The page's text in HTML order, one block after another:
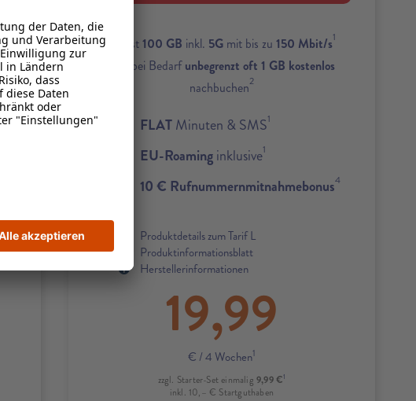
Zuerst100 GB inkl. 5G mit bis zu 150 Mbit/s1
und bei Bedarfunbegrenzt oft 1 GB kostenlos
nachbuchen2
FLATMinuten & SMS1
EU-Roaminginklusive1
10 € Rufnummernmitnahmebonus4
Produktdetails zum Tarif L
Produktinformationsblatt
Herstellerinformationen
19,99
€ / 4 Wochen1
zzgl. Starter-Set einmalig 9,99 €1
inkl. 10,– € Startguthaben